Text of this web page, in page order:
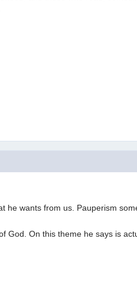
he wants from us. Pauperism
God. On this theme he says is